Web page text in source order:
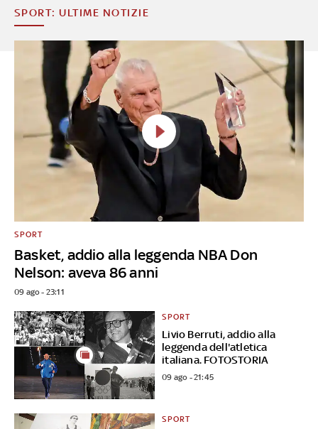
SPORT: ULTIME NOTIZIE
Basket, addio alla leggenda NBA Don
Nelson: aveva 86 anni
SPORT
09 ago - 23:11
Livio Berruti, addio alla
leggenda dell'atletica
italiana. FOTOSTORIA
SPORT
09 ago - 21:45
SPORT